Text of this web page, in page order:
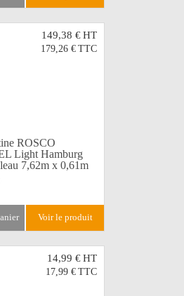
149,38 €HT
179,26 € TTC
ROSCO
Light Hamburg
7,62m x 0,61m
voir le produit
14,99 €HT
17,99 € TTC